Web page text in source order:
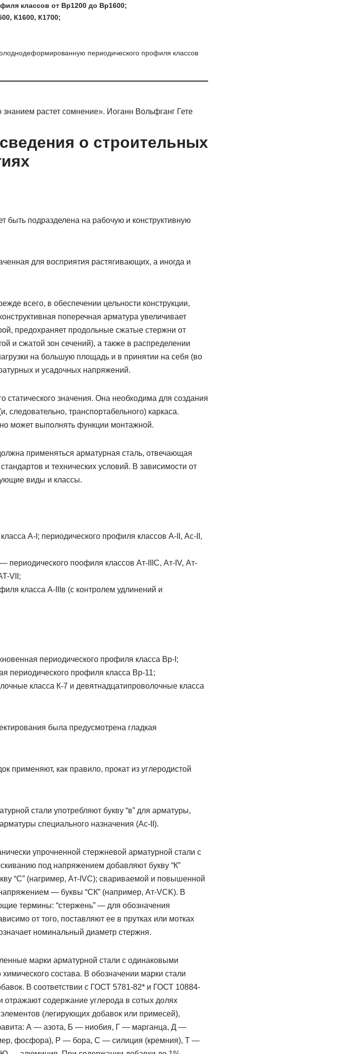
классов от Вр1200 до Вр1600;
К1600, К1700;
периодического профиля классов
растет сомнение». Иоганн Вольфганг Гете
о строительных
подразделена на рабочую и конструктивную
для восприятия растягивающих, а иногда и
всего, в обеспечении цельности конструкции,
поперечная арматура увеличивает
предохраняет продольные сжатые стержни от
и сжатой зон сечений), а также в распределении
на большую площадь и в принятии на себя (во
и усадочных напряжений.
значения. Она необходима для создания
следовательно, транспортабельного) каркаса.
может выполнять функции монтажной.
применяться арматурная сталь, отвечающая
и технических условий. В зависимости от
виды и классы.
А-I; периодического профиля классов A-II, Ас-II,
периодического поофиля классов Ат-IIIС, Ат-IV, Ат-
VII;
класса А-IIIв (с контролем удлинений и
периодического профиля класса Вр-I;
периодического профиля класса Вр-11;
класса К-7 и девятнадцатипроволочные класса
была предусмотрена гладкая
применяют, как правило, прокат из углеродистой
стали употребляют букву “в” для арматуры,
специального назначения (Ас-II).
упрочненной стержневой арматурной стали с
под напряжением добавляют букву “К”
“С” (нагример, Ат-IVC); свариваемой и повышенной
— буквы “СК” (например, Ат-VCK). В
термины: “стержень” — для обозначения
от того, поставляют ее в прутках или мотках
номинальный диаметр стержня.
марки арматурной стали с одинаковыми
состава. В обозначении марки стали
В соответствии с ГОСТ 5781-82* и ГОСТ 10884-
содержание углерода в сотых долях
(легирующих добавок или примесей),
А — азота, Б — ниобия, Г — марганца, Д —
фосфора), Р — бора, С — силиция (кремния), Т —